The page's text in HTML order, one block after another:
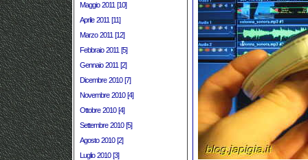
Maggio 2011 [10]
Aprile 2011 [11]
Marzo 2011 [12]
Febbraio 2011 [5]
Gennaio 2011 [2]
Dicembre 2010 [7]
Novembre 2010 [4]
Ottobre 2010 [4]
Settembre 2010 [5]
Agosto 2010 [2]
Luglio 2010 [3]